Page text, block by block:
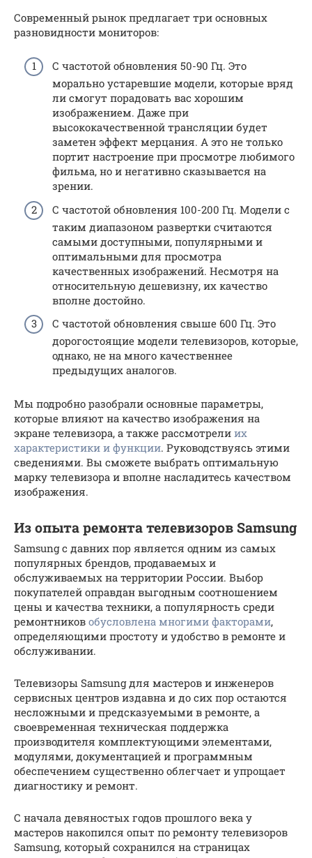
Современный рынок предлагает три основных
разновидности мониторов:
С частотой обновления 50-90 Гц. Это
морально устаревшие модели, которые вряд
ли смогут порадовать вас хорошим
изображением. Даже при
высококачественной трансляции будет
заметен эффект мерцания. А это не только
портит настроение при просмотре любимого
фильма, но и негативно сказывается на
зрении.
С частотой обновления 100-200 Гц. Модели с
таким диапазоном развертки считаются
самыми доступными, популярными и
оптимальными для просмотра
качественных изображений. Несмотря на
относительную дешевизну, их качество
вполне достойно.
С частотой обновления свыше 600 Гц. Это
дорогостоящие модели телевизоров, которые,
однако, не на много качественнее
предыдущих аналогов.
Мы подробно разобрали основные параметры,
которые влияют на качество изображения на
экране телевизора, а также рассмотрели их
характеристики и функции. Руководствуясь этими
сведениями. Вы сможете выбрать оптимальную
марку телевизора и вполне насладитесь качеством
изображения.
Из опыта ремонта телевизоров Samsung
Samsung с давних пор является одним из самых
популярных брендов, продаваемых и
обслуживаемых на территории России. Выбор
покупателей оправдан выгодным соотношением
цены и качества техники, а популярность среди
ремонтников обусловлена многими факторами,
определяющими простоту и удобство в ремонте и
обслуживании.
Телевизоры Samsung для мастеров и инженеров
сервисных центров издавна и до сих пор остаются
несложными и предсказуемыми в ремонте, а
своевременная техническая поддержка
производителя комплектующими элементами,
модулями, документацией и программным
обеспечением существенно облегчает и упрощает
диагностику и ремонт.
С начала девяностых годов прошлого века у
мастеров накопился опыт по ремонту телевизоров
Samsung, который сохранился на страницах